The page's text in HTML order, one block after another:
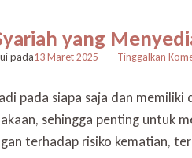
yang
pada13 Maret 2025 Tinggalkan
pada siapa saja dan
sehingga penting untuk
terhadap risiko kematian,